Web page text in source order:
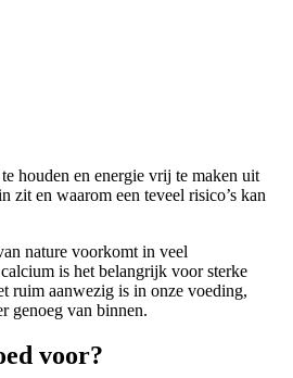
houden en energie vrij te maken uit
zit en waarom een teveel risico’s kan
nature voorkomt in veel
is het belangrijk voor sterke
ruim aanwezig is in onze voeding,
genoeg van binnen.
voor?